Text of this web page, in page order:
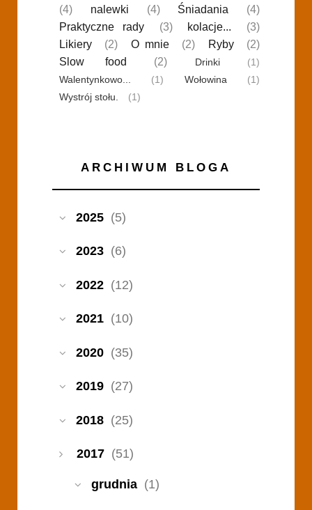
(4)
nalewki (4) Śniadania
(4)
Praktyczne rady
(3) kolacje...
(3)
Likiery
(2) O mnie (2) Ryby
(2)
Slow food
(2) Drinki
(1)
Walentynkowo...
(1) Wołowina
(1)
Wystrój stołu.
(1)
ARCHIWUM BLOGA
2025 (5)
2023 (6)
2022 (12)
2021 (10)
2020 (35)
2019 (27)
2018 (25)
2017 (51)
grudnia (1)